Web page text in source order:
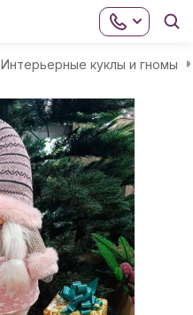
Интерьерные куклы и гномы